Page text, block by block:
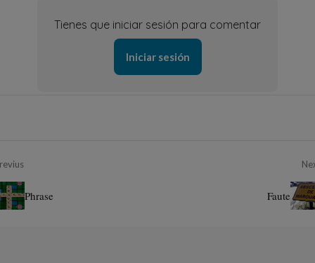
Tienes que iniciar sesión para comentar
Iniciar sesión
Phrase Faute